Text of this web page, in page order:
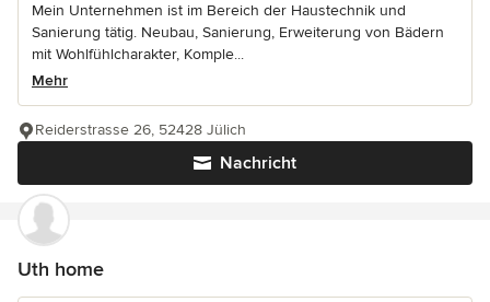
Mein Unternehmen ist im Bereich der Haustechnik und
Sanierung tätig. Neubau, Sanierung, Erweiterung von Bädern
mit Wohlfühlcharakter, Komple...
Mehr
Nachricht
Reiderstrasse 26, 52428 Jülich
Uth home